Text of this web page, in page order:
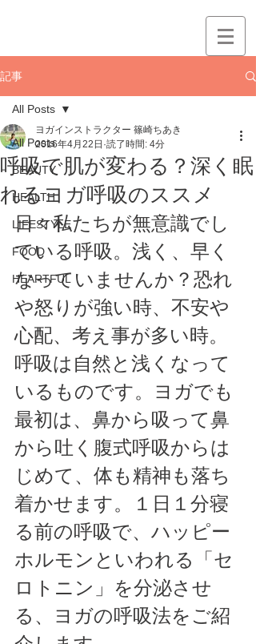
記事
All Posts
BEAUTY
HEALTH
LIFESTYLE
FOOD
HEARTFUL
All Posts
呼吸で肌が変わる？深く眠
れるヨガ呼吸のススメ
ヨガインストラクター 篠崎ちあき
2016年4月22日 読了時間: 4分
日々私たちが無意識でし
ている呼吸。浅く、早く
なっていませんか？恐れ
や怒りが強い時、不安や
心配、考え事が多い時。
呼吸は自然と浅くなって
いるものです。ヨガでも
最初は、鼻から吸って鼻
から吐く腹式呼吸からは
じめて、体も精神も落ち
着かせます。１日１分寝
る前の呼吸で、ハッピー
ホルモンといわれる「セ
ロトニン」を分泌させ
る、ヨガの呼吸法をご紹